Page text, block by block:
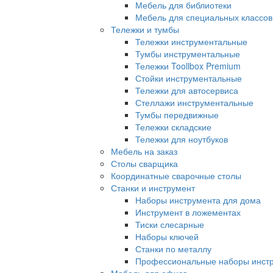
Мебель для библиотеки
Мебель для специальных классов
Тележки и тумбы
Тележки инструментальные
Тумбы инструментальные
Тележки Toollbox Premium
Стойки инструментальные
Тележки для автосервиса
Стеллажи инструментальные
Тумбы передвижные
Тележки складские
Тележки для ноутбуков
Мебель на заказ
Столы сварщика
Координатные сварочные столы
Станки и инструмент
Наборы инструмента для дома
Инструмент в ложементах
Тиски слесарные
Наборы ключей
Станки по металлу
Профессиональные наборы